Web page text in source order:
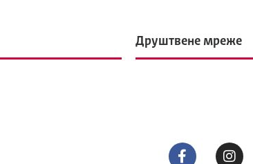
Друштвене мреже